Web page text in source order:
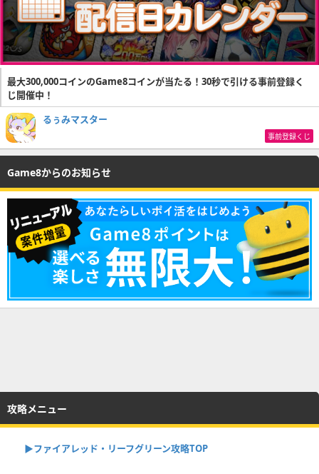
最大300,000コインのGame8コインが当たる！30秒で引ける事前登録く
じ開催中！
るぅみマスター
事前登録くじ
Game8からのお知らせ
攻略メニュー
▶︎ファイアレッド・リーフグリーン攻略TOP